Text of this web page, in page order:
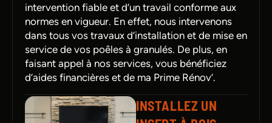
intervention fiable et d’un travail conforme aux
normes en vigueur. En effet, nous intervenons
dans tous vos travaux d’installation et de mise en
service de vos poêles à granulés. De plus, en
faisant appel à nos services, vous bénéficiez
d’aides financières et de ma Prime Rénov’.
INSTALLEZ UN